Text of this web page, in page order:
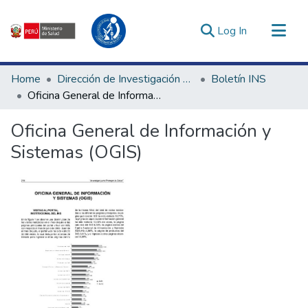
Log In (current)
Communities & Collections
All of DSpace
Estadísticas Externas
Enlaces de interés ▾
Home Dirección de Investigación e Innovación en Salud
Boletín INS
Oficina General de Información y Sistemas (OGIS)
Oficina General de Información y
Sistemas (OGIS)